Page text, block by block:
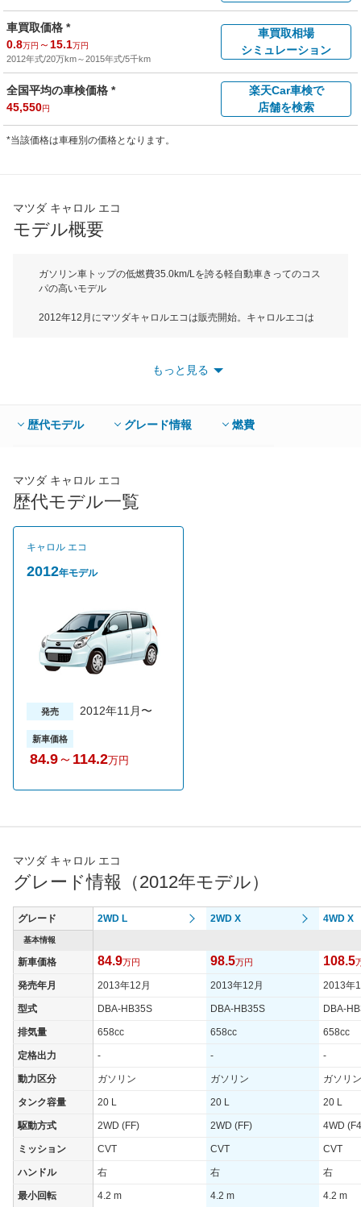
車買取価格 *
0.8万円 ～ 15.1万円
2012年式/20万km～2015年式/5千km
車買取相場
シミュレーション
全国平均の車検価格 *
45,550円
楽天Car車検で
店舗を検索
*当該価格は車種別の価格となります。
マツダ キャロル エコ
モデル概要
ガソリン車トップの低燃費35.0km/Lを誇る軽自動車きってのコス
パの高いモデル
2012年12月にマツダキャロルエコは販売開始。キャロルエコは
全高1520mmでAセグメントに属する。エクステリアはキャロル
広がるインパネやベージュとブラウンを組み合わせた明るい配色
のシート採用し、軽快なイメージに仕上げている。エンジンは直
費は35.0km/L（2WD車）を実現している。駆動方式はEC0-Lが
FFのみEC0-XがFFと4WDを用意する。乗員間距離を拡大するこ
とで、リアシートの快適性を向上しつつ、４人乗車時でもA型ベ
のECO-Xが売れ筋だ。
もっと見る
歴代モデル グレード情報 燃費
マツダ キャロル エコ
歴代モデル一覧
キャロル エコ
2012年モデル
発売 2012年11月〜
新車価格
84.9～ 114.2万円
マツダ キャロル エコ
グレード情報（2012年モデル）
グレード 2WD L 2WD X 4WD X
基本情報
新車価格 84.9万円 98.5万円 108.5
発売年月 2013年12月 2013年12月 2013年
型式 DBA-HB35S DBA-HB35S DBA-
排気量 658cc 658cc 658cc
定格出力 - - -
動力区分 ガソリン ガソリン ガソリン
タンク容量 20 L 20 L 20 L
駆動方式 2WD (FF) 2WD (FF) 4WD
ミッション CVT CVT CVT
ハンドル 右 右 右
最小回転 4.2 m 4.2 m 4.2 m